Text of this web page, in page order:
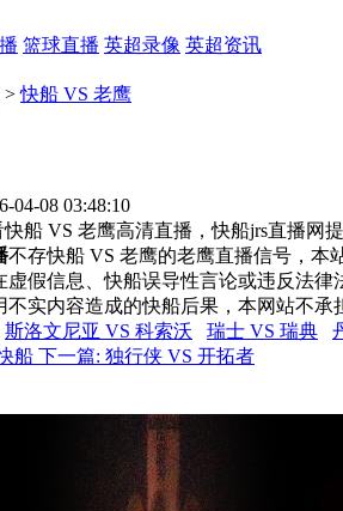
篮球直播 英超录像 英超资讯
>快船 VS 老鹰
04-08 03:48:10
船 VS 老鹰高清直播，快船jrs直播网
不存快船 VS 老鹰的老鹰直播信号，本
虚假信息、快船误导性言论或违反法律
不实内容造成的快船后果，本网站不承
斯洛文尼亚 VS 科索沃 瑞士 VS 瑞典
船 下一篇: 独行侠 VS 开拓者